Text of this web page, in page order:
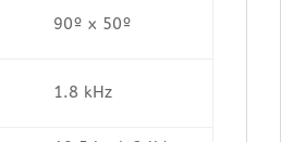
90º x 50º
1.8 kHz